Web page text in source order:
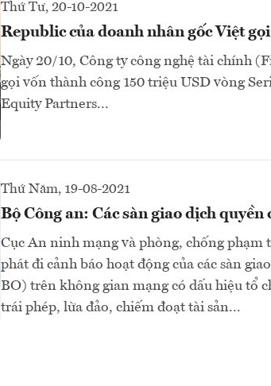
Thứ Tư, 20-10-2021
Republic của doanh nhân gốc Việt
Ngày 20/10, Công ty công nghệ tài chính
gọi vốn thành công 150 triệu USD vòng
Equity Partners...
Thứ Năm, 19-08-2021
Bộ Công an: Các sàn giao dịch
Cục An ninh mạng và phòng, chống phạm
phát đi cảnh báo hoạt động của các sàn
BO) trên không gian mạng có dấu hiệu tổ
trái phép, lừa đảo, chiếm đoạt tài sản...